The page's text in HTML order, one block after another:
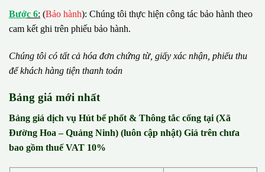
Bước 6: (Bảo hành): Chúng tôi thực hiện công tác bảo hành theo
cam kết ghi trên phiếu bảo hành.
Chúng tôi có tất cả hóa đơn chứng từ, giấy xác nhận, phiếu thu
đểkhách hàng tiện thanh toán
Bảng giá mới nhất
Bảng giá dịch vụ Hút bể phốt & Thông tắc cống tại (Xã
Đường Hoa – Quảng Ninh) (luôn cập nhật) Giá trên chưa
bao gồm thuế VAT 10%